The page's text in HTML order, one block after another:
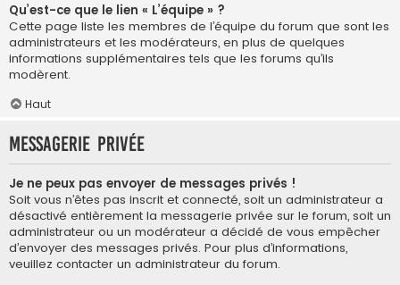
Qu’est-ce que le lien « L’équipe » ?
Cette page liste les membres de l’équipe du forum que sont les
administrateurs et les modérateurs, en plus de quelques
informations supplémentaires tels que les forums qu’ils
modèrent.
Haut
Messagerie privée
Je ne peux pas envoyer de messages privés !
Soit vous n’êtes pas inscrit et connecté, soit un administrateur a
désactivé entièrement la messagerie privée sur le forum, soit un
administrateur ou un modérateur a décidé de vous empêcher
d’envoyer des messages privés. Pour plus d’informations,
veuillez contacter un administrateur du forum.